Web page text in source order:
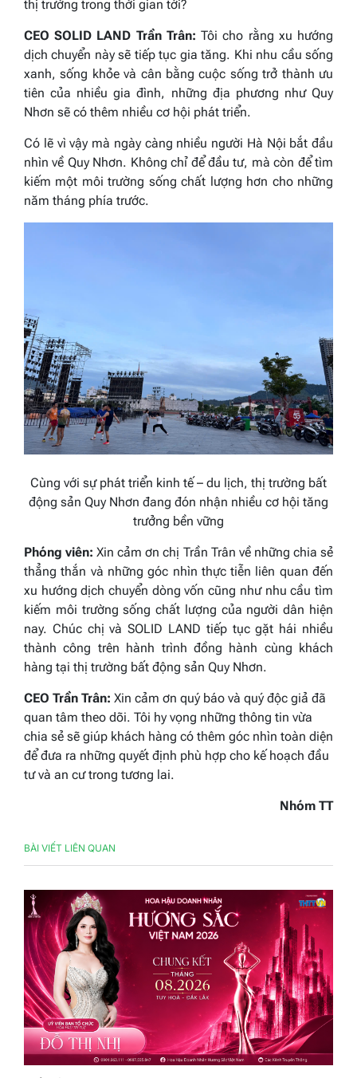
thị trường trong thời gian tới?
CEO SOLID LAND Trần Trân: Tôi cho rằng xu hướng
dịch chuyển này sẽ tiếp tục gia tăng. Khi nhu cầu sống
xanh, sống khỏe và cân bằng cuộc sống trở thành ưu
tiên của nhiều gia đình, những địa phương như Quy
Nhơn sẽ có thêm nhiều cơ hội phát triển.
Có lẽ vì vậy mà ngày càng nhiều người Hà Nội bắt đầu
nhìn về Quy Nhơn. Không chỉ để đầu tư, mà còn để tìm
kiếm một môi trường sống chất lượng hơn cho những
năm tháng phía trước.
Cùng với sự phát triển kinh tế – du lịch, thị trường bất
động sản Quy Nhơn đang đón nhận nhiều cơ hội tăng
trưởng bền vững
Phóng viên: Xin cảm ơn chị Trần Trân về những chia sẻ
thẳng thắn và những góc nhìn thực tiễn liên quan đến
xu hướng dịch chuyển dòng vốn cũng như nhu cầu tìm
kiếm môi trường sống chất lượng của người dân hiện
nay. Chúc chị và SOLID LAND tiếp tục gặt hái nhiều
thành công trên hành trình đồng hành cùng khách
hàng tại thị trường bất động sản Quy Nhơn.
CEO Trần Trân: Xin cảm ơn quý báo và quý độc giả đã
quan tâm theo dõi. Tôi hy vọng những thông tin vừa
chia sẻ sẽ giúp khách hàng có thêm góc nhìn toàn diện
để đưa ra những quyết định phù hợp cho kế hoạch đầu
tư và an cư trong tương lai.
Nhóm TT
BÀI VIẾT LIÊN QUAN